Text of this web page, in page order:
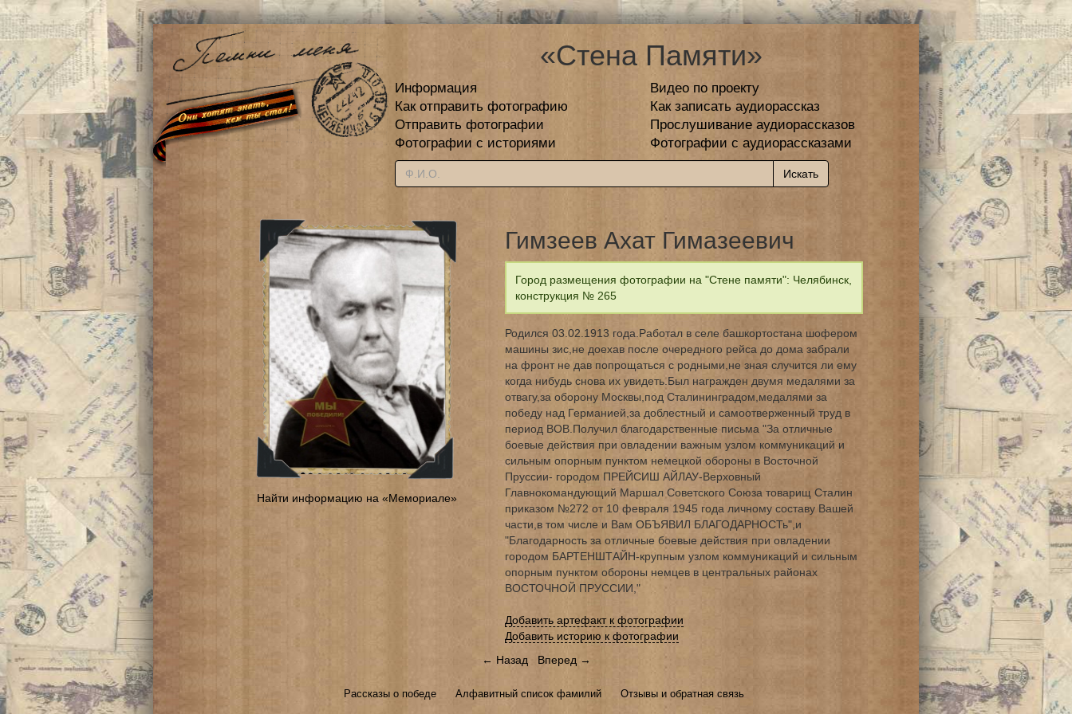
«Стена Памяти»
Информация
Видео по проекту
Как отправить фотографию
Как записать аудиорассказ
Отправить фотографии
Прослушивание аудиорассказов
Фотографии с историями
Фотографии с аудиорассказами
Найти информацию на «Мемориале»
Гимзеев Ахат Гимазеевич
Город размещения фотографии на "Стене памяти": Челябинск,
конструкция № 265
Родился 03.02.1913 года.Работал в селе башкортостана шофером
машины зис,не доехав после очередного рейса до дома забрали
на фронт не дав попрощаться с родными,не зная случится ли ему
когда нибудь снова их увидеть.Был награжден двумя медалями за
отвагу,за оборону Москвы,под Сталининградом,медалями за
победу над Германией,за доблестный и самоотверженный труд в
период ВОВ.Получил благодарственные письма "За отличные
боевые действия при овладении важным узлом коммуникаций и
сильным опорным пунктом немецкой обороны в Восточной
Пруссии- городом ПРЕЙСИШ АЙЛАУ-Верховный
Главнокомандующий Маршал Советского Союза товарищ Сталин
приказом №272 от 10 февраля 1945 года личному составу Вашей
части,в том числе и Вам ОБЪЯВИЛ БЛАГОДАРНОСТь",и
"Благодарность за отличные боевые действия при овладении
городом БАРТЕНШТАЙН-крупным узлом коммуникаций и сильным
опорным пунктом обороны немцев в центральных районах
ВОСТОЧНОЙ ПРУССИИ,"
Добавить артефакт к фотографии
Добавить историю к фотографии
← Назад
Вперед →
Рассказы о победе Алфавитный список фамилий Отзывы и обратная связь